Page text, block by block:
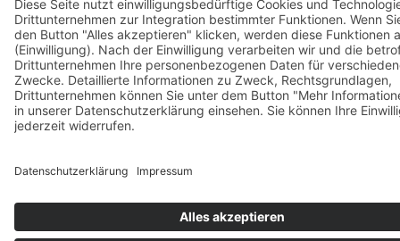
Impressum
Datenschutzerklärung
Barrierefreiheitserklärung
Vertrag widerrufen
AGB
Zahlung & Versand
Gutschein
© 2026Bauchwärts Paderborn